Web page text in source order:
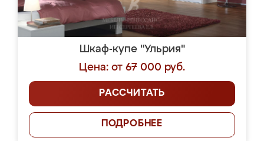
Шкаф-купе "Ульрия"
Цена: от 67 000 руб.
РАССЧИТАТЬ
ПОДРОБНЕЕ